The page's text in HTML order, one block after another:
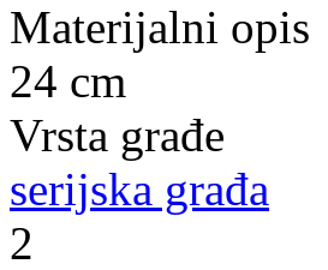
Materijalni opis
24 cm
Vrsta građe
serijska građa
2